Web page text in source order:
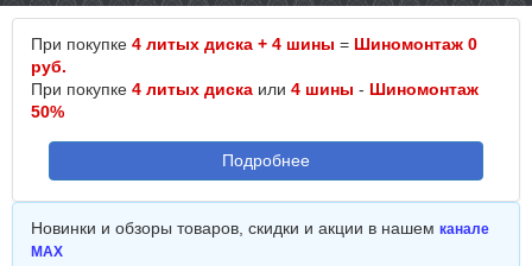
При покупке 4 литых диска + 4 шины = Шиномонтаж 0
руб.
При покупке 4 литых диска или 4 шины - Шиномонтаж
50%
Подробнее
Новинки и обзоры товаров, скидки и акции в нашем канале
MAX